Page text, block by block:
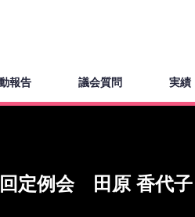
報告 議会質問 実績
定例会 田原 香代